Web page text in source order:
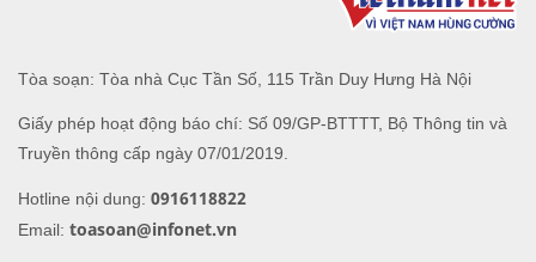
Tòa soạn: Tòa nhà Cục Tần Số, 115 Trần Duy Hưng Hà Nội
Giấy phép hoạt động báo chí: Số 09/GP-BTTTT, Bộ Thông tin và
Truyền thông cấp ngày 07/01/2019.
Hotline nội dung: 0916118822
Email: toasoan@infonet.vn